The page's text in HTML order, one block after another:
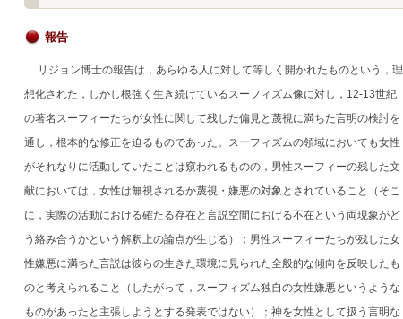
報告
リジョン博士の報告は，あらゆる人に対して等しく開かれたものという，理
想化された，しかし根強く生き続けているスーフィズム像に対し，12-13世紀
の著名スーフィーたちが女性に関して残した偏見と蔑視に満ちた言明の検討を
通し，根本的な修正を迫るものであった。スーフィズムの領域においても女性
がそれなりに活動していたことは窺われるものの，男性スーフィーの残した文
献においては，女性は無視されるか蔑視・嫌悪の対象とされていること（そこ
に，実際の活動における確たる存在と言説空間における不在という両現象がど
う絡み合うかという解釈上の論点が生じる）；男性スーフィーたちが残した女
性嫌悪に満ちた言説は彼らの生きた環境に見られた全般的な傾向を反映したも
のと考えられること（したがって，スーフィズム独自の女性嫌悪というような
ものがあったと主張しようとする発表ではない）；神を女性として扱う言明な